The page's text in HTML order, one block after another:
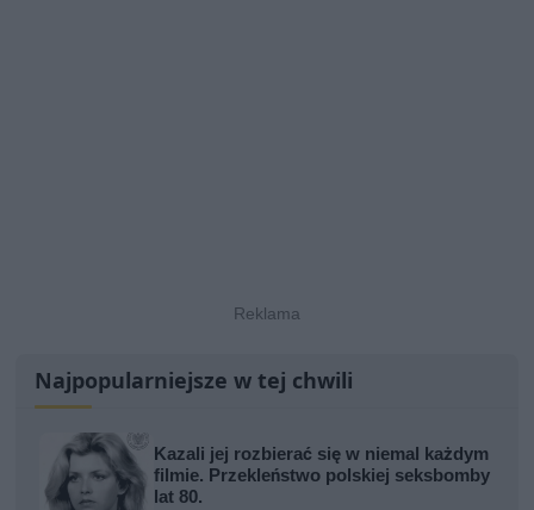
Najpopularniejsze w tej chwili
Kazali jej rozbierać się w niemal każdym
filmie. Przekleństwo polskiej seksbomby
lat 80.